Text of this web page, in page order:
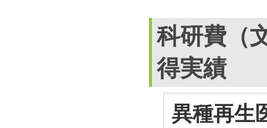
科研費（
得実績
異種再生